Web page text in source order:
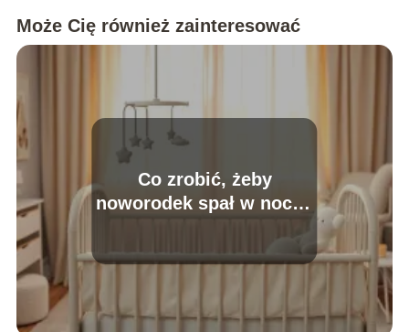
Może Cię również zainteresować
Co zrobić, żeby
noworodek spał w nocy?